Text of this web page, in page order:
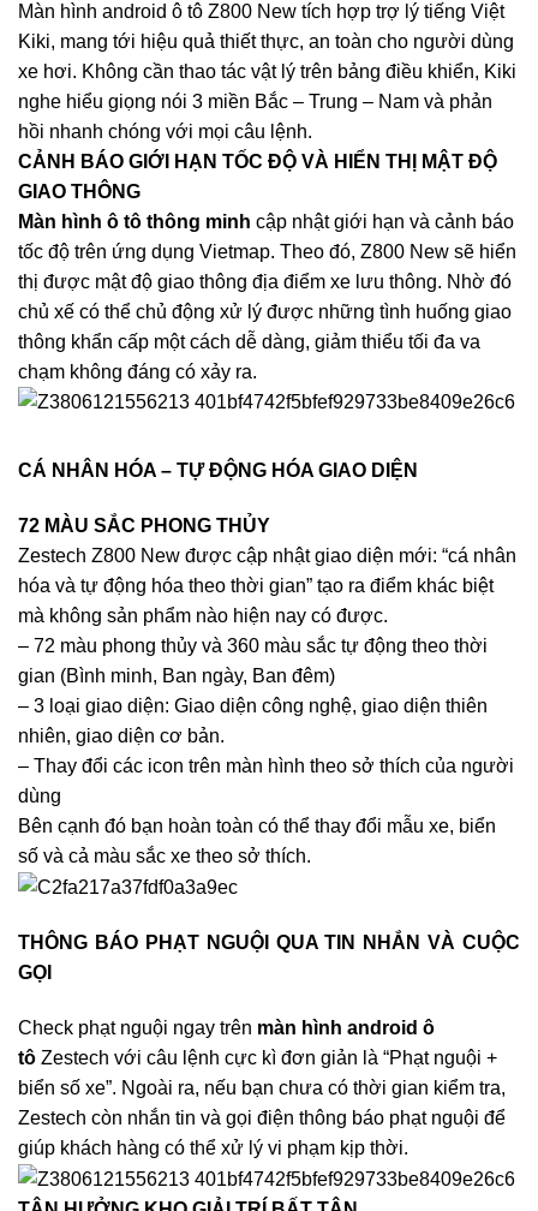
Màn hình android ô tô Z800 New tích hợp trợ lý tiếng Việt
Kiki, mang tới hiệu quả thiết thực, an toàn cho người dùng
xe hơi. Không cần thao tác vật lý trên bảng điều khiển, Kiki
nghe hiểu giọng nói 3 miền Bắc – Trung – Nam và phản
hồi nhanh chóng với mọi câu lệnh.
CẢNH BÁO GIỚI HẠN TỐC ĐỘ VÀ HIỂN THỊ MẬT ĐỘ
GIAO THÔNG
Màn hình ô tô thông minh cập nhật giới hạn và cảnh báo
tốc độ trên ứng dụng Vietmap. Theo đó, Z800 New sẽ hiển
thị được mật độ giao thông địa điểm xe lưu thông. Nhờ đó
chủ xế có thể chủ động xử lý được những tình huống giao
thông khẩn cấp một cách dễ dàng, giảm thiểu tối đa va
chạm không đáng có xảy ra.
CÁ NHÂN HÓA – TỰ ĐỘNG HÓA GIAO DIỆN
72 MÀU SẮC PHONG THỦY
Zestech Z800 New được cập nhật giao diện mới: “cá nhân
hóa và tự động hóa theo thời gian” tạo ra điểm khác biệt
mà không sản phẩm nào hiện nay có được.
– 72 màu phong thủy và 360 màu sắc tự động theo thời
gian (Bình minh, Ban ngày, Ban đêm)
– 3 loại giao diện: Giao diện công nghệ, giao diện thiên
nhiên, giao diện cơ bản.
– Thay đổi các icon trên màn hình theo sở thích của người
dùng
Bên cạnh đó bạn hoàn toàn có thể thay đổi mẫu xe, biển
số và cả màu sắc xe theo sở thích.
THÔNG BÁO PHẠT NGUỘI QUA TIN NHẮN VÀ CUỘC
GỌI
Check phạt nguội ngay trên màn hình android ô
tô Zestech với câu lệnh cực kì đơn giản là “Phạt nguội +
biển số xe”. Ngoài ra, nếu bạn chưa có thời gian kiểm tra,
Zestech còn nhắn tin và gọi điện thông báo phạt nguội để
giúp khách hàng có thể xử lý vi phạm kịp thời.